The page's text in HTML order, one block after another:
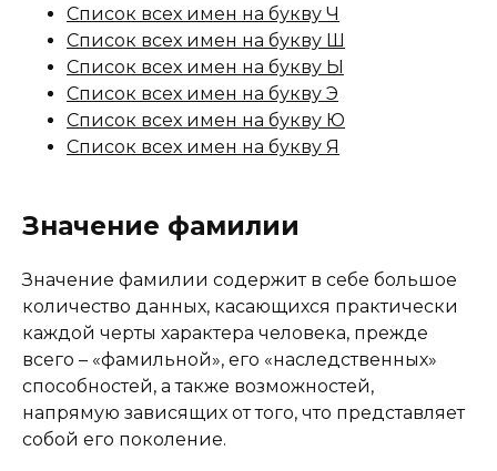
Список всех имен на букву Ч
Список всех имен на букву Ш
Список всех имен на букву Ы
Список всех имен на букву Э
Список всех имен на букву Ю
Список всех имен на букву Я
Значение фамилии
Значение фамилии содержит в себе большое
количество данных, касающихся практически
каждой черты характера человека, прежде
всего – «фамильной», его «наследственных»
способностей, а также возможностей,
напрямую зависящих от того, что представляет
собой его поколение.